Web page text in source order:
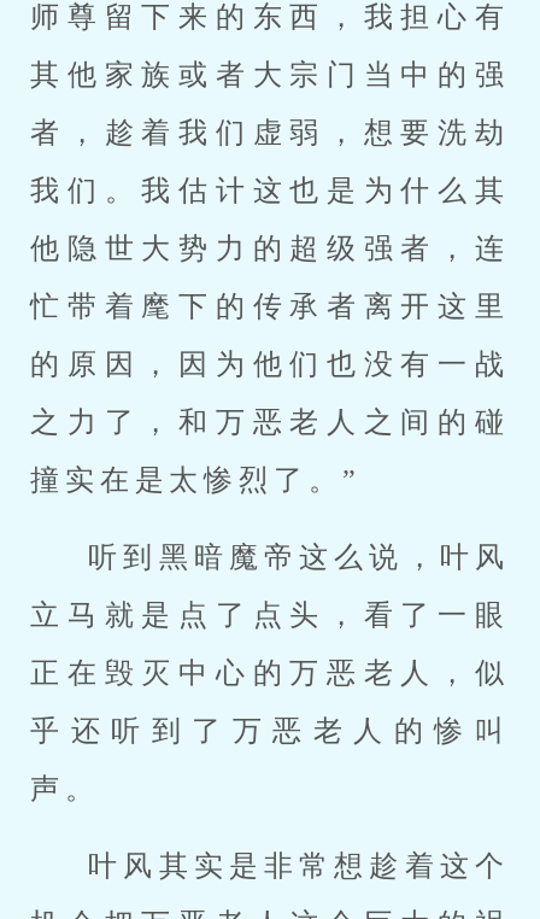
师尊留下来的东西，我担心有
其他家族或者大宗门当中的强
者，趁着我们虚弱，想要洗劫
我们。我估计这也是为什么其
他隐世大势力的超级强者，连
忙带着麾下的传承者离开这里
的原因，因为他们也没有一战
之力了，和万恶老人之间的碰
撞实在是太惨烈了。”
听到黑暗魔帝这么说，叶风
立马就是点了点头，看了一眼
正在毁灭中心的万恶老人，似
乎还听到了万恶老人的惨叫
声。
叶风其实是非常想趁着这个